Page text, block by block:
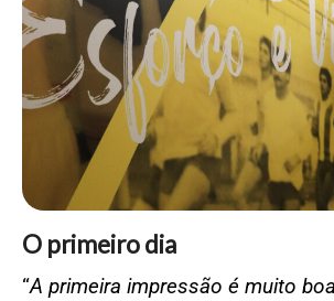
O primeiro dia
“A primeira impressão é muito